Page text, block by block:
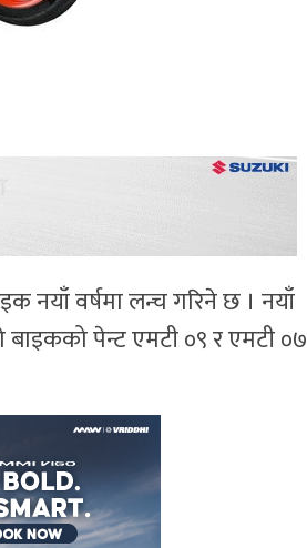
नयाँ वर्षमा लन्च गरिने छ । नयाँ
पेन्ट एमटी ०९ र एमटी ०७